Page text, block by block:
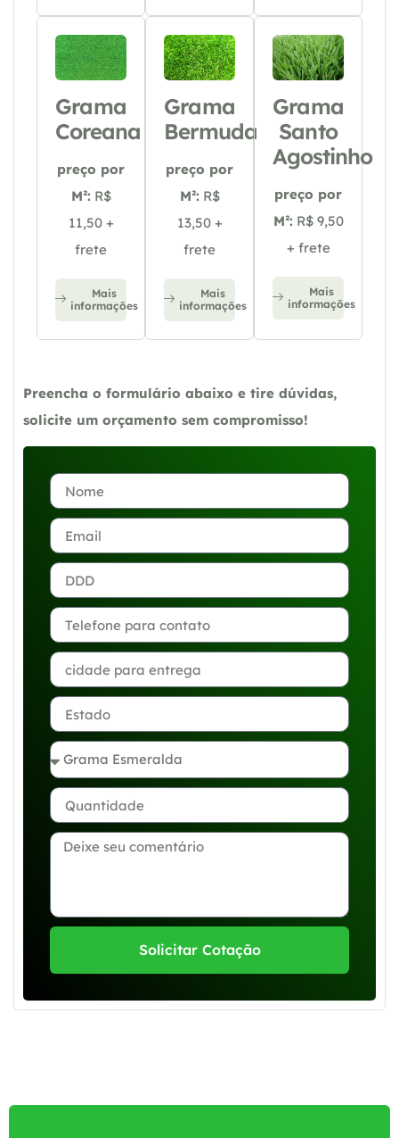
Grama
Coreana
preço por
M²: R$
11,50 +
frete
Mais
informações
Grama
Bermuda
preço por
M²: R$
13,50 +
frete
Mais
informações
Grama
Santo
Agostinho
preço por
M²: R$ 9,50
+ frete
Mais
informações
Preencha o formulário abaixo e tire dúvidas,
solicite um orçamento sem compromisso!
Solicitar Cotação